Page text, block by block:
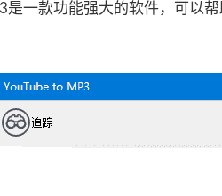
是一款功能强大的软件，可以